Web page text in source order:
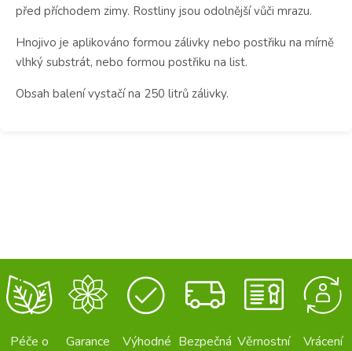
před příchodem zimy. Rostliny jsou odolnější vůči mrazu.
Hnojivo je aplikováno formou zálivky nebo postřiku na mírně
vlhký substrát, nebo formou postřiku na list.
Obsah balení vystačí na 250 litrů zálivky.
Péče o
Garance
Výhodné Bezpečná Věrnostní
Vrácení